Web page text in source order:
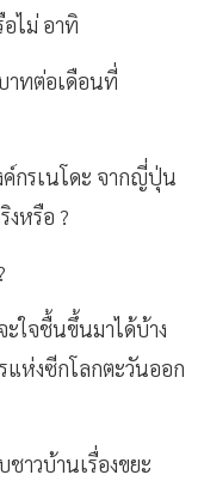
ไม่ อาทิ
บาทต่อเดือนที่
ค์กรเนโดะ จากญี่ปุ่น
หรือ ?
ใจชื้นขึ้นมาได้บ้าง
แห่งซีกโลกตะวันออก
าวบ้านเรื่องขยะ